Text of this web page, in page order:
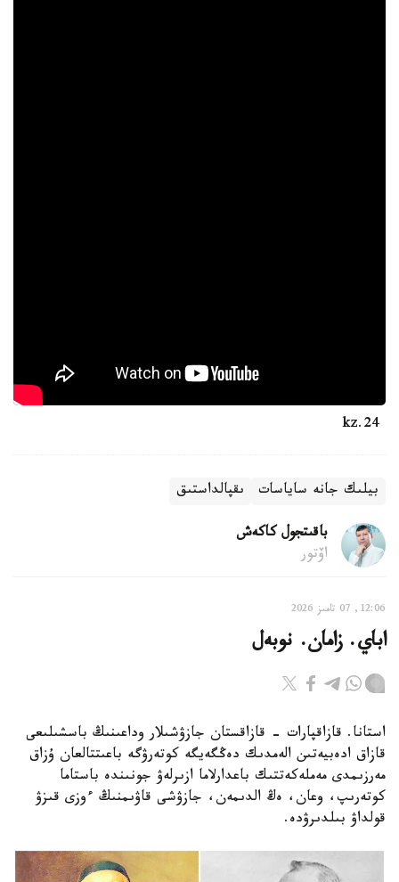
بيلىك جانە ساياسات ىقپالداستىق
باقىتجول كاكەش
اۆتور
12:06, 07 تامىز 2026
اباي. زامان. نوبەل
استانا. قازاقپارات - قازاقستان جازۋشىلار وداعىنىڭ باسشىلىعى
قازاق ادەبيەتىن الەمدىك دەڭگەيگە كوتەرۋگە باعىتتالعان ۇزاق
مەرزىمدى مەملەكەتتىك باعدارلاما ازىرلەۋ جونىندە باستاما
كوتەرىپ، وعان، ەڭ الدىمەن، جازۋشى قاۋىمنىڭ ءوزى قىزۋ
قولداۋ بىلدىرۋدە.